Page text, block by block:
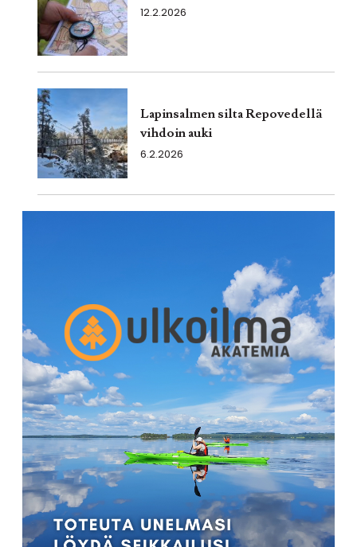
12.2.2026
Lapinsalmen silta Repovedellä
vihdoin auki
6.2.2026